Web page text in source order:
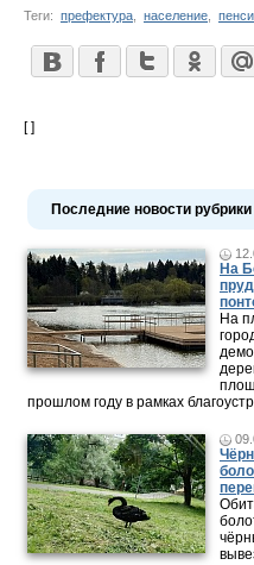
Теги: префектура население
[ ]
Последние новости
На
На
прошлом году в рамках